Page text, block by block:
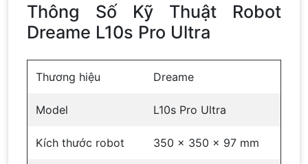
Thông Số Kỹ Thuật Robot
Dreame L10s Pro Ultra
Thương hiệu Dreame
Model L10s Pro Ultra
Kích thước robot 350 x 350 x 97 mm